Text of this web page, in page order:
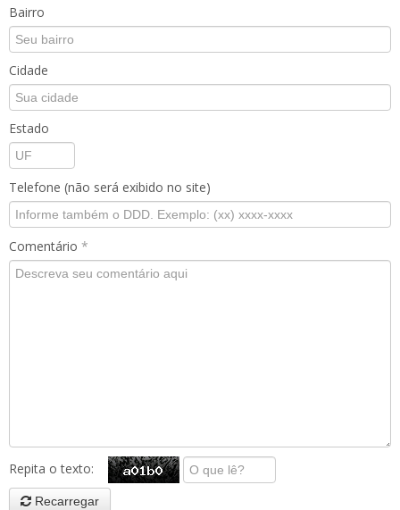
Bairro
Cidade
Estado
Telefone (não será exibido no site)
Comentário *
Repita o texto:
Recarregar